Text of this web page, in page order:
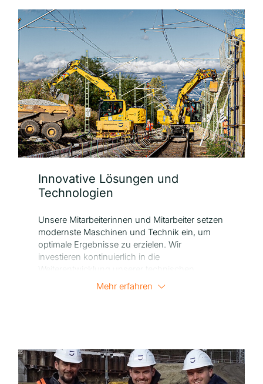
Jaeger Bernburg und Heicon werden sich aktiv an dieser
Transformation beteiligen. Wir haben unsere
Unternehmen kompetent auf diese Herausforderungen
ausgerichtet und sind bereits heute maßgeblich an
bedeutenden Projekten der Deutschen Bahn beteiligt
oder führen diese vollständig durch. Durch unsere
umfassende Expertise und das breite Spektrum an
Fachbereichen, die wir unter einem Dach vereinen, sind
wir bereit, die Zukunft aktiv mitzugestalten.
Innovative Lösungen und
Technologien
Unsere Mitarbeiterinnen und Mitarbeiter setzen
modernste Maschinen und Technik ein, um
optimale Ergebnisse zu erzielen. Wir
investieren kontinuierlich in die
Weiterentwicklung unserer technischen
Ausstattung und unserer Mitarbeiterinnen und
körperliche Belastung unserer Mitarbeiter zu
minimieren. Zahlreiche Arbeitsabläufe sind
digitalisiert, darunter die Erfassung des
Mehr erfahren